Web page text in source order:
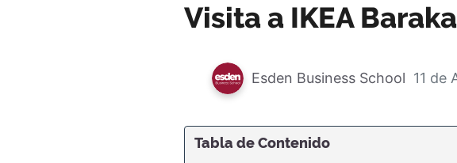
Visita a IKEA
Esden Business School 11 de
Tabla de Contenido